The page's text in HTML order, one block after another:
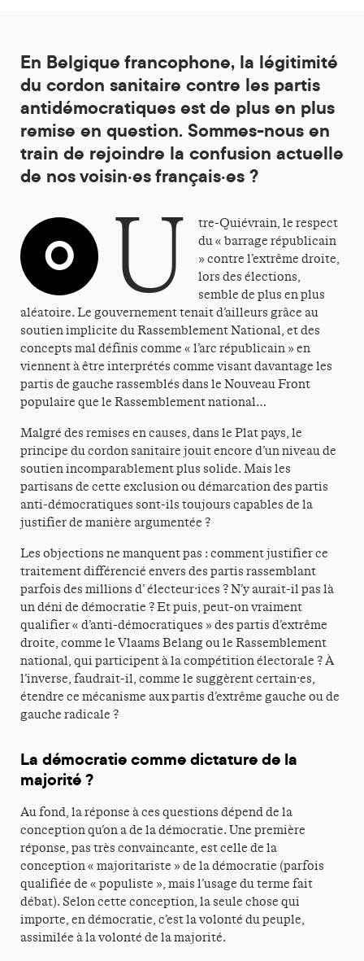
En Belgique francophone, la légitimité
du cordon sanitaire contre les partis
antidémocratiques est de plus en plus
remise en question. Sommes-nous en
train de rejoindre la confusion actuelle
de nos voisin·es français·es ?
O u
tre-Quiévrain, le respect
du « barrage républicain
» contre l’extrême droite,
lors des élections,
semble de plus en plus
aléatoire. Le gouvernement tenait d’ailleurs grâce au
soutien implicite du Rassemblement National, et des
concepts mal définis comme « l’arc républicain » en
viennent à être interprétés comme visant davantage les
partis de gauche rassemblés dans le Nouveau Front
populaire que le Rassemblement national…
Malgré des remises en causes, dans le Plat pays, le
principe du cordon sanitaire jouit encore d’un niveau de
soutien incomparablement plus solide. Mais les
partisans de cette exclusion ou démarcation des partis
anti-démocratiques sont-ils toujours capables de la
justifier de manière argumentée ?
Les objections ne manquent pas : comment justifier ce
traitement différencié envers des partis rassemblant
parfois des millions d’ électeur·ices ? N’y aurait-il pas là
un déni de démocratie ? Et puis, peut-on vraiment
qualifier « d’anti-démocratiques » des partis d’extrême
droite, comme le Vlaams Belang ou le Rassemblement
national, qui participent à la compétition électorale ? À
l’inverse, faudrait-il, comme le suggèrent certain·es,
étendre ce mécanisme aux partis d’extrême gauche ou de
gauche radicale ?
La démocratie comme dictature de la
majorité ?
Au fond, la réponse à ces questions dépend de la
conception qu’on a de la démocratie. Une première
réponse, pas très convaincante, est celle de la
conception « majoritariste » de la démocratie (parfois
qualifiée de « populiste », mais l’usage du terme fait
débat). Selon cette conception, la seule chose qui
importe, en démocratie, c’est la volonté du peuple,
assimilée à la volonté de la majorité.